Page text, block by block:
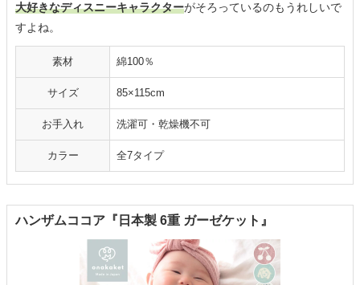
大好きなディスニーキャラクターがそろっているのもうれしいで
すよね。
素材 綿100％
サイズ 85×115cm
お手入れ 洗濯可・乾燥機不可
カラー 全7タイプ
ハンザムココア『日本製 6重 ガーゼケット』